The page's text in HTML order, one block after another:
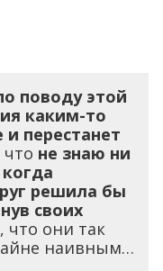
поводу этой
каким-то
перестанет
не знаю ни
решила бы
своих
что они так
наивным…